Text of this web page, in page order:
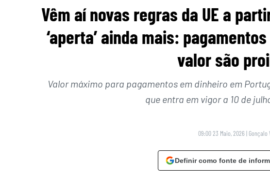
Vêm aí novas regras da UE a
‘aperta’ ainda mais:
valor são
Valor máximo para pagamentos em dinheiro em
que entra em vigor a 10 de
09:00 23 Maio, 2026 | Gonçalo
Definir como fonte de